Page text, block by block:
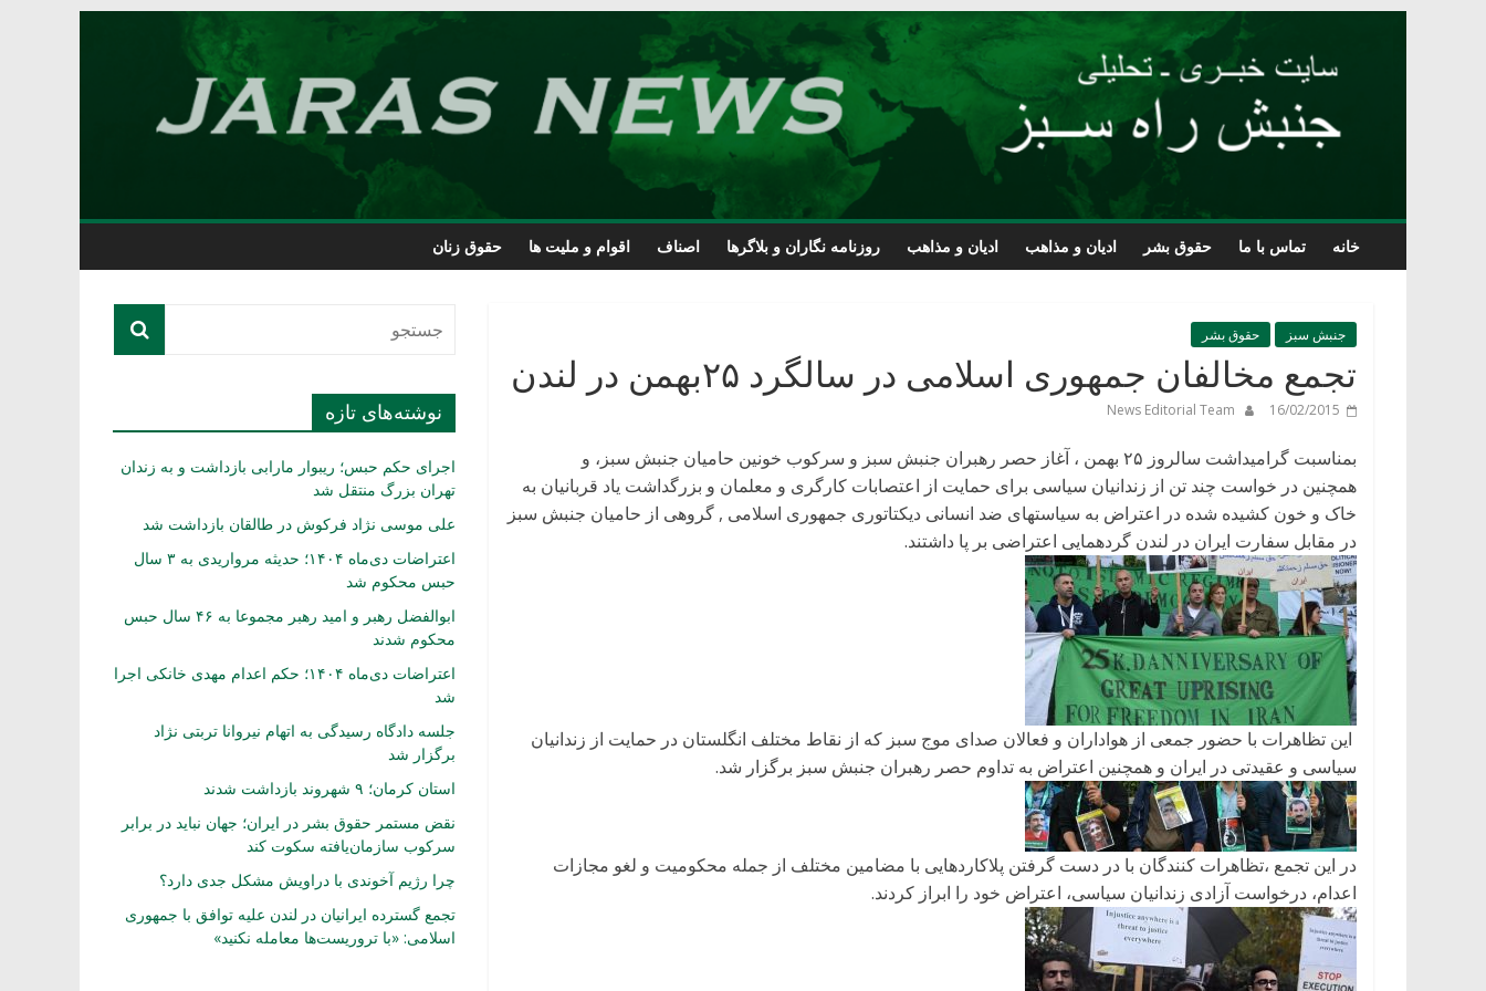
خانه تماس با ما حقوق بشر ادیان و مذاهب ادیان و مذاهب روزنامه نگاران و بلاگرها اصناف اقوام و ملیت ها حقوق زنان
جنبش سبز حقوق بشر
تجمع مخالفان جمهوری اسلامی در سالگرد ۲۵بهمن در لندن
16/02/2015
News Editorial Team
بمناسبت گرامیداشت سالروز ۲۵ بهمن ، آغاز حصر رهبران جنبش سبز و سرکوب خونین حامیان جنبش سبز، و
همچنین در خواست چند تن از زندانیان سیاسی برای حمایت از اعتصابات کارگری و معلمان و بزرگداشت یاد قربانیان به
خاک و خون کشیده شده در اعتراض به سیاستهای ضد انسانی دیکتاتوری جمهورى اسلامى , گروهی از حامیان جنبش سبز
در مقابل سفارت ایران در لندن گردهمایی اعتراضی بر پا داشتند.
این تظاهرات با حضور جمعی از هواداران و فعالان صدای موج سبز که از نقاط مختلف انگلستان در حمايت از زندانيان
سياسى و عقيدتى در ایران و همچنین اعتراض به تداوم حصر رهبران جنبش سبز برگزار شد.
در اين تجمع ،تظاهرات کنندگان با در دست گرفتن پلاکاردهایی با مضامین مختلف از جمله محکومیت و لغو مجازات
اعدام، درخواست آزادی زندانیان سیاسی، اعتراض خود را ابراز کردند.
نوشته‌های تازه
اجرای حکم حبس؛ ریبوار مارابی بازداشت و به زندان
تهران بزرگ منتقل شد
علی موسی نژاد فرکوش در طالقان بازداشت شد
اعتراضات دی‌ماه ۱۴۰۴؛ حدیثه مرواریدی به ۳ سال
حبس محکوم شد
ابوالفضل رهبر و امید رهبر مجموعا به ۴۶ سال حبس
محکوم شدند
اعتراضات دی‌ماه ۱۴۰۴؛ حکم اعدام مهدی خانکی اجرا
شد
جلسه دادگاه رسیدگی به اتهام نیروانا تربتی نژاد
برگزار شد
استان کرمان؛ ۹ شهروند بازداشت شدند
نقض مستمر حقوق بشر در ایران؛ جهان نباید در برابر
سرکوب سازمان‌یافته سکوت کند
چرا رژیم آخوندی با دراویش مشکل جدی دارد؟
تجمع گسترده ایرانیان در لندن علیه توافق با جمهوری
اسلامی: «با تروریست‌ها معامله نکنید»